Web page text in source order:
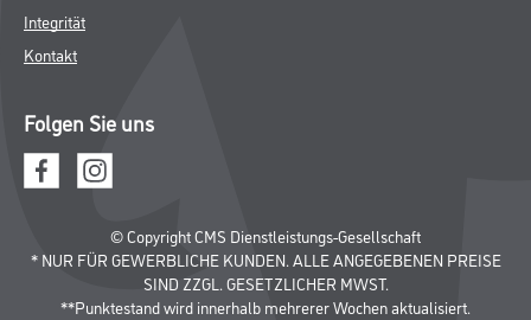
Integrität
Kontakt
Folgen Sie uns
© Copyright CMS Dienstleistungs-Gesellschaft
* NUR FÜR GEWERBLICHE KUNDEN. ALLE ANGEGEBENEN PREISE
SIND ZZGL. GESETZLICHER MWST.
**Punktestand wird innerhalb mehrerer Wochen aktualisiert.